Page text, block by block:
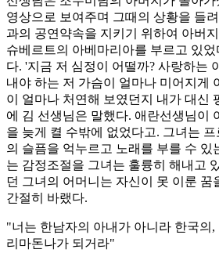
영상으로 보여주며 그때의 상황을 들
과의 공연약속을 지키기 위하여 아버
슈베르트의 아베마리아를 부르고 있
다. '지금 저 심정이 어떨까? 사랑하는
내야 하는 저 가슴이 얼마나 미어지게
이 얼마나 처연해 보였던지 내가 대신
에 김 선생님은 말했다. 애란선생님이
을 늦게 켤 수밖에 없었다고. 그녀는
의 슬픔을 억누르고 노래를 부를 수 있
는 감정조절을 그녀는 훌륭히 해내고
던 그녀의 어머니는 자신이 못 이룬 꿈
간절히 바랬다.
"너는 한남자의 아내가 아니라 한국의
리마돈나가 되거라"